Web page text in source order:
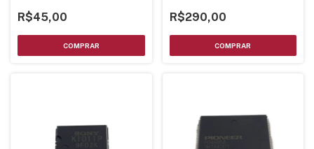
R$45,00 R$290,00